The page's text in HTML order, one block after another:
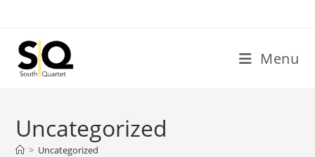
springen
Menu
Uncategorized
> Uncategorized